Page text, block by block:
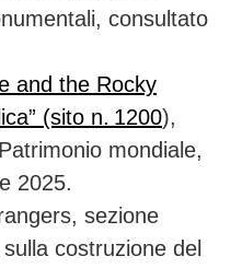
consultato
and the Rocky
(sito n. 1200),
mondiale,
2025.
sezione
costruzione del